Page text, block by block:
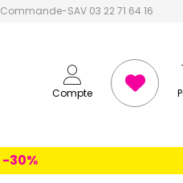
Commande-SAV 03 22 71 64 16
Compte